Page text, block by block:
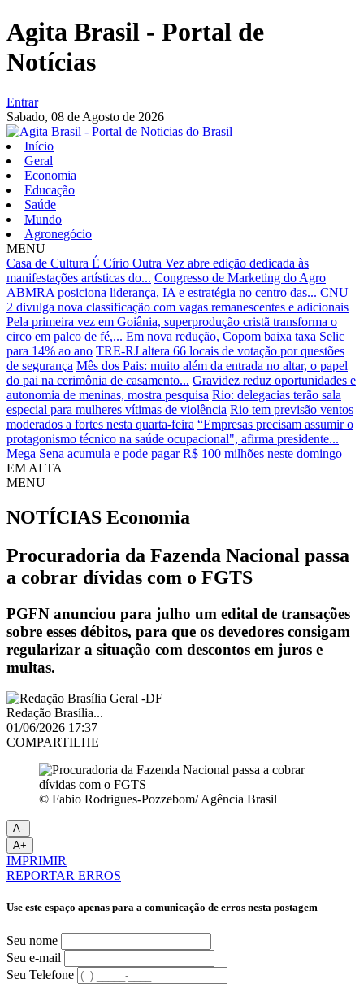
Agita Brasil - Portal de
Notícias
Entrar
Sabado, 08 de Agosto de 2026
Início
Geral
Economia
Educação
Saúde
Mundo
Agronegócio
MENU
Casa de Cultura É Círio Outra Vez abre edição dedicada às
manifestações artísticas do... Congresso de Marketing do Agro
ABMRA posiciona liderança, IA e estratégia no centro das... CNU
2 divulga nova classificação com vagas remanescentes e adicionais
Pela primeira vez em Goiânia, superprodução cristã transforma o
circo em palco de fé,... Em nova redução, Copom baixa taxa Selic
para 14% ao ano TRE-RJ altera 66 locais de votação por questões
de segurança Mês dos Pais: muito além da entrada no altar, o papel
do pai na cerimônia de casamento... Gravidez reduz oportunidades e
autonomia de meninas, mostra pesquisa Rio: delegacias terão sala
especial para mulheres vítimas de violência Rio tem previsão ventos
moderados a fortes nesta quarta-feira “Empresas precisam assumir o
protagonismo técnico na saúde ocupacional", afirma presidente...
Mega Sena acumula e pode pagar R$ 100 milhões neste domingo
EM ALTA
MENU
NOTÍCIAS Economia
Procuradoria da Fazenda Nacional passa
a cobrar dívidas com o FGTS
PGFN anunciou para julho um edital de transações
sobre esses débitos, para que os devedores consigam
regularizar a situação com descontos em juros e
multas.
Redação Brasília...
01/06/2026 17:37
COMPARTILHE
© Fabio Rodrigues-Pozzebom/ Agência Brasil
A-
A+
IMPRIMIR
REPORTAR ERROS
Use este espaço apenas para a comunicação de erros nesta postagem
Seu nome
Seu e-mail
Seu Telefone